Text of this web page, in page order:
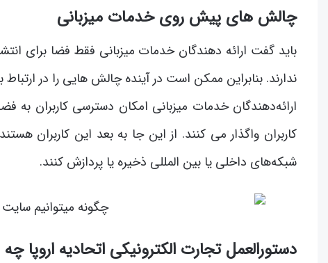
چالش های پیش روی خدمات میزبانی
باید گفت ارائه دهندگان خدمات میزبانی فقط فضا برای
ندارند. بنابراین ممکن است در آینده چالش هایی را در
ارائه‌دهندگان خدمات میزبانی امکان دسترسی کاربران
کاربران واگذار می کنند. از این جا به بعد این کاربران
شبکه‌های داخلی یا بین المللی ذخیره یا پردازش کنند.
دستورالعمل تجارت الکترونیکی اتحادیه اروپا